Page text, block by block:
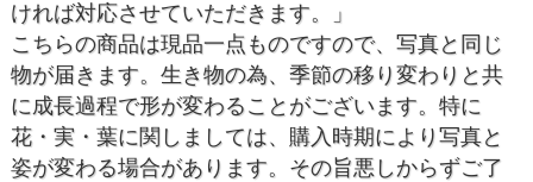
ければ対応させていただきます。」
こちらの商品は現品一点ものですので、写真と同じ
物が届きます。生き物の為、季節の移り変わりと共
に成長過程で形が変わることがございます。特に
花・実・葉に関しましては、購入時期により写真と
姿が変わる場合があります。その旨悪しからずご了